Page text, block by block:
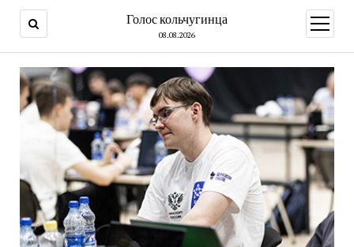
Голос кольчугинца
08.08.2026
меню